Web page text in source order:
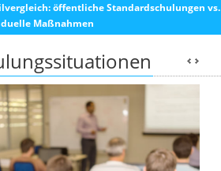
öffentliche Standardschulungen vs.
Maßnahmen